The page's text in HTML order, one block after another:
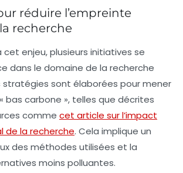
réduire l’empreinte
recherche
enjeu, plusieurs initiatives se
dans le domaine de la recherche
stratégies sont élaborées pour mener
bas carbone », telles que décrites
comme cet article sur l’impact
de la recherche. Cela implique un
des méthodes utilisées et la
moins polluantes.